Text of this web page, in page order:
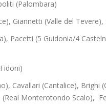
(Palombara)
Giannetti (Valle del Tevere),
Pacetti (5 Guidonia/4
Cavallari (Cantalice), Brighi
Monterotondo Scalo),